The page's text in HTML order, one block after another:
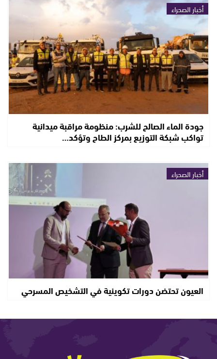
أخبار الصحراء
جودة الماء الصالح للشرب: منظومة مراقبة ميدانية
تواكب شبكة التوزيع بمركز الطاح وتؤكد…
أخبار الصحراء
العيون تحتضن دورات تكوينية في التشخيص المسرحي